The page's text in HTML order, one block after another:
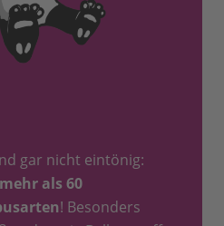
gar nicht eintönig:
als 60
! Besonders